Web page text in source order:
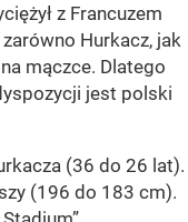
z Francuzem
Hurkacz, jak
mączce. Dlatego
jest polski
(36 do 26 lat).
(196 do 183 cm).